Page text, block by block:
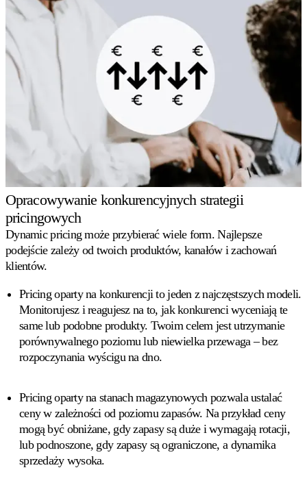
Opracowywanie konkurencyjnych strategii
pricingowych
Dynamic pricing może przybierać wiele form. Najlepsze
podejście zależy od twoich produktów, kanałów i zachowań
klientów.
Pricing oparty na konkurencjito jeden z najczęstszych modeli.
Monitorujesz i reagujesz na to, jak konkurenci wyceniają te
same lub podobne produkty. Twoim celem jest utrzymanie
porównywalnego poziomu lub niewielka przewaga – bez
rozpoczynania wyścigu na dno.
Pricing oparty na stanach magazynowychpozwala ustalać
ceny w zależności od poziomu zapasów. Na przykład ceny
mogą być obniżane, gdy zapasy są duże i wymagają rotacji,
lub podnoszone, gdy zapasy są ograniczone, a dynamika
sprzedaży wysoka.